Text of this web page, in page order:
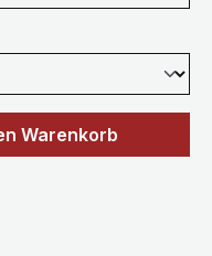
Warenkorb